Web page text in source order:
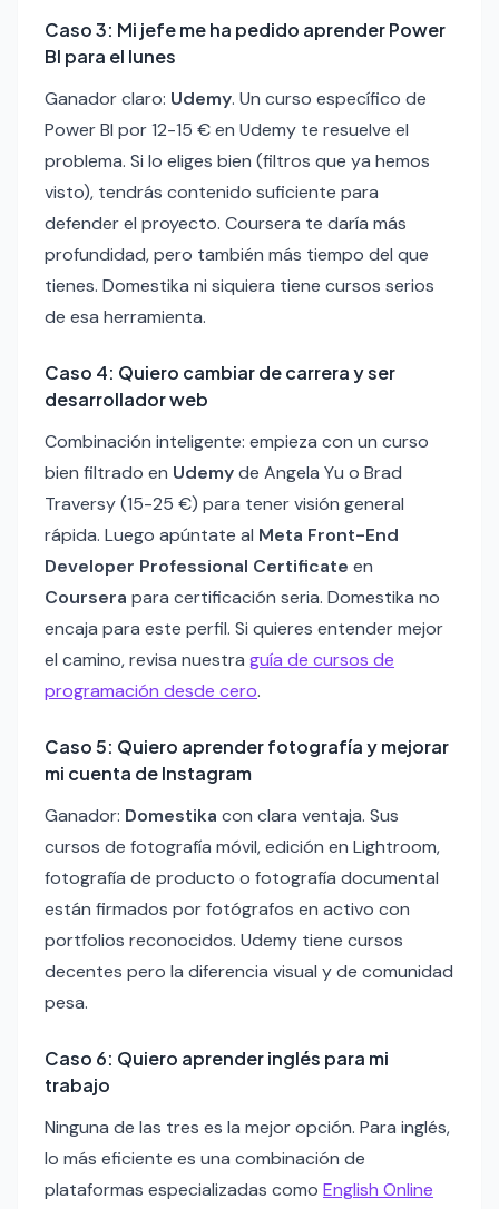
Caso 3: Mi jefe me ha pedido aprender Power
BI para el lunes
Ganador claro: Udemy. Un curso específico de
Power BI por 12-15 € en Udemy te resuelve el
problema. Si lo eliges bien (filtros que ya hemos
visto), tendrás contenido suficiente para
defender el proyecto. Coursera te daría más
profundidad, pero también más tiempo del que
tienes. Domestika ni siquiera tiene cursos serios
de esa herramienta.
Caso 4: Quiero cambiar de carrera y ser
desarrollador web
Combinación inteligente: empieza con un curso
bien filtrado en Udemyde Angela Yu o Brad
Traversy (15-25 €) para tener visión general
rápida. Luego apúntate al Meta Front-End
Developer Professional Certificate en
Coursera para certificación seria. Domestika no
encaja para este perfil. Si quieres entender mejor
el camino, revisa nuestra guía de cursos de
programación desde cero.
Caso 5: Quiero aprender fotografía y mejorar
mi cuenta de Instagram
Ganador: Domestika con clara ventaja. Sus
cursos de fotografía móvil, edición en Lightroom,
fotografía de producto o fotografía documental
están firmados por fotógrafos en activo con
portfolios reconocidos. Udemy tiene cursos
decentes pero la diferencia visual y de comunidad
pesa.
Caso 6: Quiero aprender inglés para mi
trabajo
Ninguna de las tres es la mejor opción. Para inglés,
lo más eficiente es una combinación de
plataformas especializadas como English Online